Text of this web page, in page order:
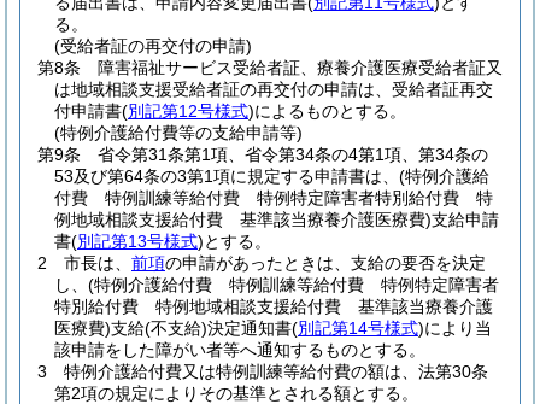
る。
(受給者証の再交付の申請)
第8条
障害福祉サービス受給者証、療養介護医療受給者証又
は地域相談支援受給者証の再交付の申請は、受給者証再交
付申請書(別記第12号様式)によるものとする。
(特例介護給付費等の支給申請等)
第9条
省令第31条第1項、省令第34条の4第1項、第34条の
53及び第64条の3第1項に規定する申請書は、 (特例介護給
付費 特例訓練等給付費 特例特定障害者特別給付費 特
例地域相談支援給付費 基準該当療養介護医療費)支給申請
書(別記第13号様式)とする。
2
市長は、 前項の申請があったときは、支給の要否を決定
し、 (特例介護給付費 特例訓練等給付費 特例特定障害者
特別給付費 特例地域相談支援給付費 基準該当療養介護
医療費)支給(不支給)決定通知書(別記第14号様式)により当
該申請をした障がい者等へ通知するものとする。
3
特例介護給付費又は特例訓練等給付費の額は、法第30条
第2項の規定によりその基準とされる額とする。